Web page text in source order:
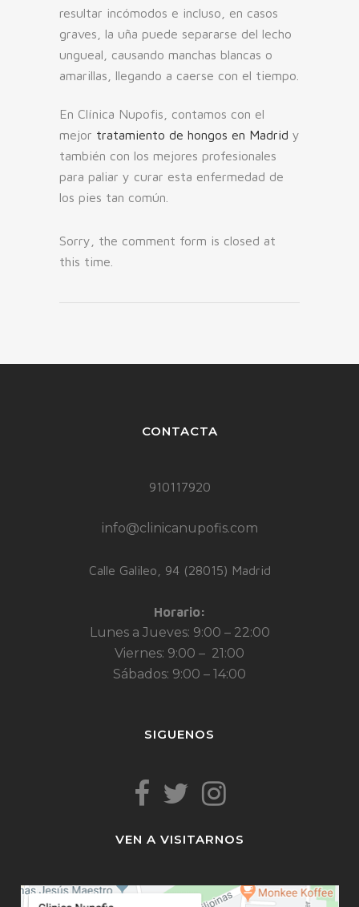
resultar incómodos e incluso, en casos
graves, la uña puede separarse del lecho
ungueal, causando manchas blancas o
amarillas, llegando a caerse con el tiempo.
En Clínica Nupofis, contamos con el
mejor tratamiento de hongos en Madrid y
también con los mejores profesionales
para paliar y curar esta enfermedad de
los pies tan común.
Sorry, the comment form is closed at
this time.
CONTACTA
910117920
info@clinicanupofis.com
Calle Galileo, 94 (28015) Madrid
Horario:
Lunes a Jueves: 9:00 – 22:00
Viernes: 9:00 – 21:00
Sábados: 9:00 – 14:00
SIGUENOS
VEN A VISITARNOS